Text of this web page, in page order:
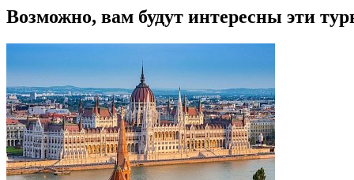
Возможно, вам будут интересны эти